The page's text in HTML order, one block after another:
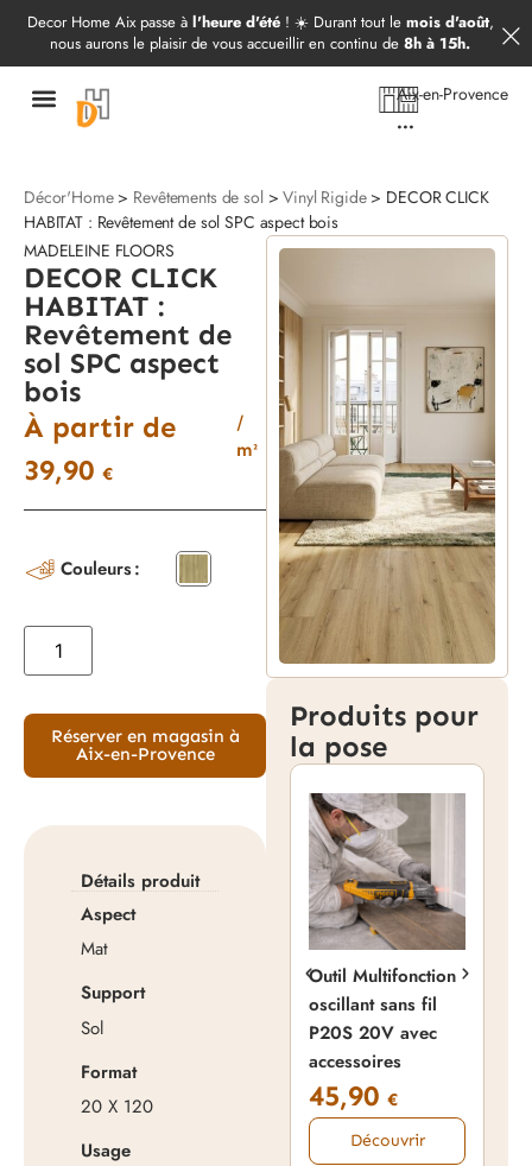
Decor Home Aix passe à l'heure d'été ! ☀️ Durant tout le mois d'août,
nous aurons le plaisir de vous accueillir en continu de 8h à 15h.
Aix-en-Provence
...
Décor'Home> Revêtements de sol>Vinyl Rigide> DECOR CLICK
HABITAT : Revêtement de sol SPC aspect bois
Produits pour
la pose
Outil Multifonction
oscillant sans fil
P20S 20V avec
accessoires
45,90 €
Découvrir
MADELEINE FLOORS
DECOR CLICK
HABITAT :
Revêtement de
sol SPC aspect
bois
À partir de
39,90 €
/
m²
Couleurs
Réserver en magasin à
Aix-en-Provence
Détails produit
Aspect
Mat
Support
Sol
Format
20 X 120
Usage